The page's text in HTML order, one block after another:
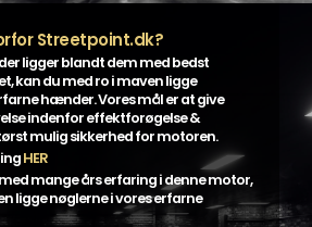
Streetpoint.dk?
ligger blandt dem med bedst
kan du med ro i maven ligge
hænder. Vores mål er at give
indenfor effektforøgelse &
mulig sikkerhed for motoren.
HER
mange års erfaring i denne motor,
ligge nøglerne i vores erfarne